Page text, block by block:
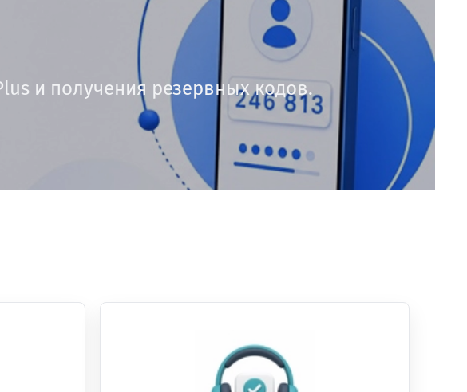
и получения резервных кодов.